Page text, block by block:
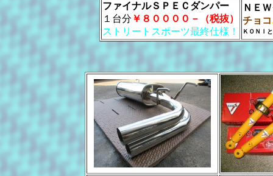
ファイナルＳＰＥＣダンパー
１台分 ￥８００００－（税抜）
ストリートスポーツ最終仕様！
ＮＥ
チョコ
ＫＯＮＩ